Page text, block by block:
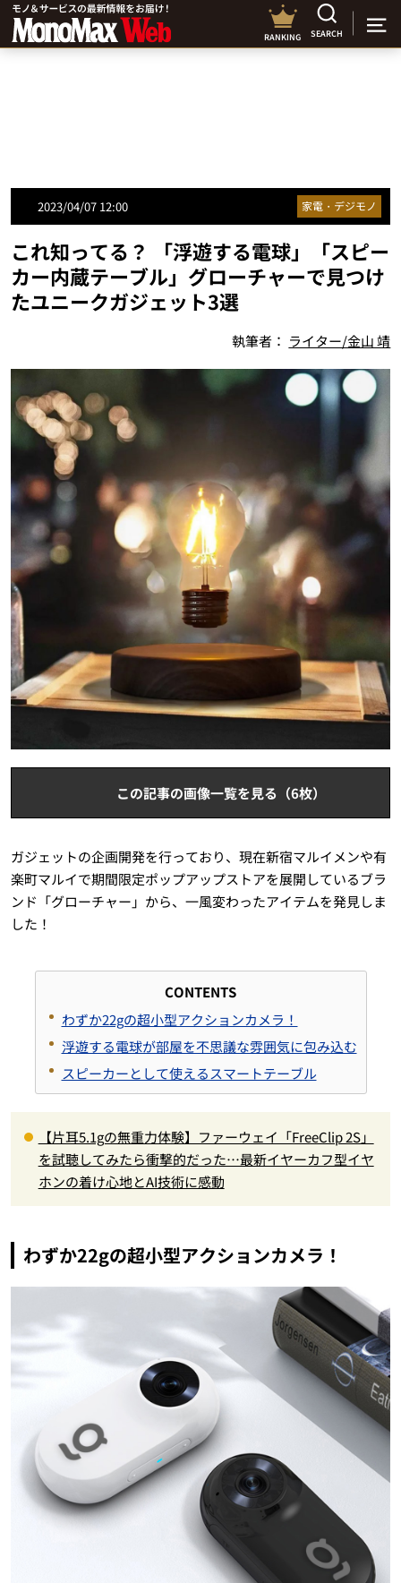
RANKING SEARCH
2023/04/07 12:00 家電・デジモノ
これ知ってる？ 「浮遊する電球」「スピー
カー内蔵テーブル」グローチャーで見つけ
たユニークガジェット3選
執筆者： ライター/金山 靖
この記事の画像一覧を見る（6枚）
ガジェットの企画開発を行っており、現在新宿マルイメンや有
楽町マルイで期間限定ポップアップストアを展開しているブラ
ンド「グローチャー」から、一風変わったアイテムを発見しま
した！
CONTENTS
わずか22gの超小型アクションカメラ！
浮遊する電球が部屋を不思議な雰囲気に包み込む
スピーカーとして使えるスマートテーブル
【片耳5.1gの無重力体験】ファーウェイ「FreeClip 2S」
を試聴してみたら衝撃的だった…最新イヤーカフ型イヤ
ホンの着け心地とAI技術に感動
わずか22gの超小型アクションカメラ！